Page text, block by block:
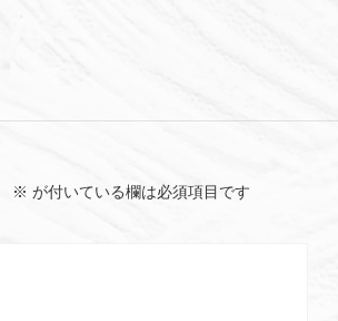
※ が付いている欄は必須項目です